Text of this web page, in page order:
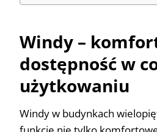
Windy –
dostępność w
użytkowaniu
Windy w budynkach